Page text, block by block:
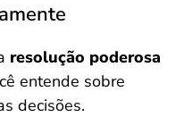
resolução poderosa
entende sobre
decisões.